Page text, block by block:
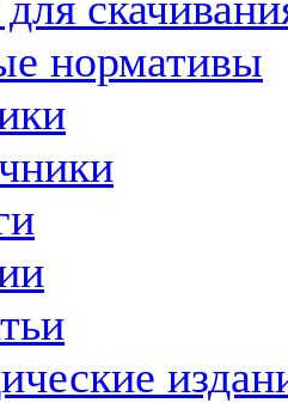
нормативы